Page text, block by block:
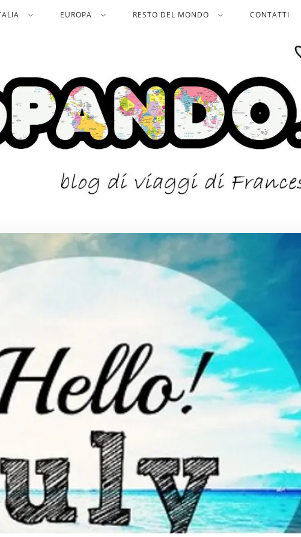
EUROPA RESTO DEL MONDO CONTATTI